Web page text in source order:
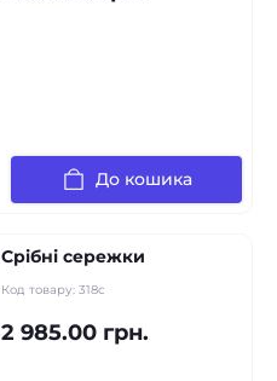
До кошика
Срібні сережки
Код товару: 318с
2 985.00 грн.